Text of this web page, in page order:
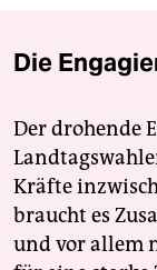
Die
Der drohende
Kräfte
braucht es
und vor allem